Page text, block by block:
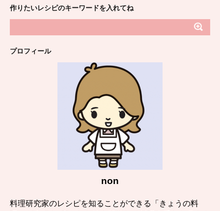
作りたいレシピのキーワードを入れてね
プロフィール
non
料理研究家のレシピを知ることができる「きょうの料